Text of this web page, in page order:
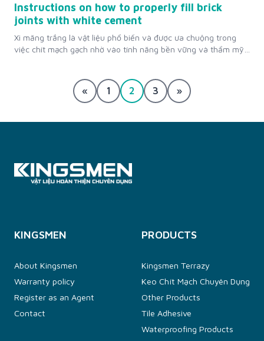
Instructions on how to properly fill brick
joints with white cement
Xi măng trắng là vật liệu phổ biến và được ưa chuộng trong
việc chít mạch gạch nhờ vào tính năng bền vững và thẩm mỹ
« 1 2 3 »
KINGSMEN
About Kingsmen
Warranty policy
Register as an Agent
Contact
PRODUCTS
Kingsmen Terrazy
Keo Chít Mạch Chuyên Dụng
Other Products
Tile Adhesive
Waterproofing Products